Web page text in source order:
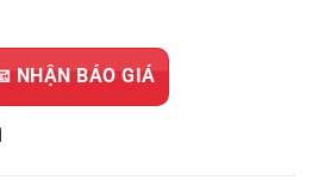
NHẬN BÁO GIÁ